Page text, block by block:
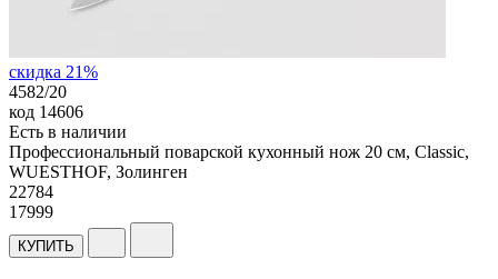
скидка 21%
4582/20
код 14606
Есть в наличии
Профессиональный поварской кухонный нож 20 см, Classic,
WUESTHOF, Золинген
22784
17999
КУПИТЬ